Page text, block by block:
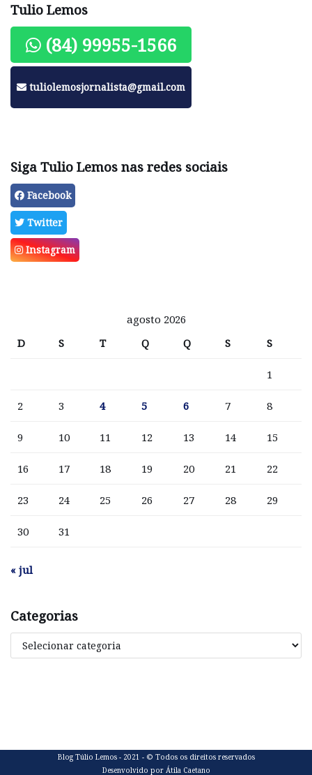
Tulio Lemos
(84) 99955-1566
tuliolemosjornalista@gmail.com
Siga Tulio Lemos nas redes sociais
Facebook
Twitter
Instagram
agosto 2026
D
S T Q Q S S
1
2 3 4 5 6 7 8
9 10 11 12 13 14 15
16 17 18 19 20 21 22
23 24 25 26 27 28 29
30 31
« jul
Categorias
Blog Túlio Lemos - 2021 - © Todos os direitos reservados
Desenvolvido por Átila Caetano